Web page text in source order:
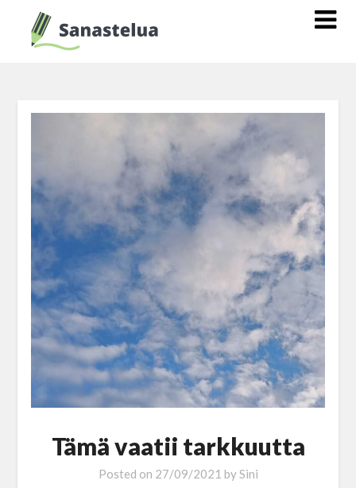
Tämä vaatii tarkkuutta
Posted on 27/09/2021 by Sini